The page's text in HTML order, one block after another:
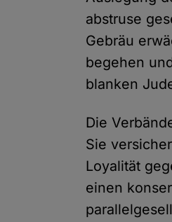
abstruse
Gebräu
begehen
blanken
Die
Sie
Loyalität
einen